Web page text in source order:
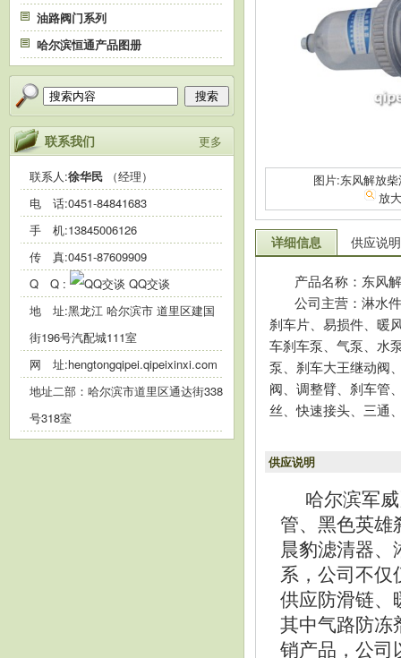
油路阀门系列
哈尔滨恒通产品图册
搜索
更多
联系我们
联系人:徐华民 （经理）
电 话:0451-84841683
手 机:13845006126
传 真:0451-87609909
Q Q :
QQ交谈
地 址:黑龙江 哈尔滨市 道里区建国
街196号汽配城111室
网 址:hengtongqipei.qipeixinxi.com
地址二部：哈尔滨市道里区通达街338
号318室
图片:东风解放
放
详细信息 供应说明
产品名称：东风
公司主营：淋水
刹车片、易损件、暖
车刹车泵、气泵、水
泵、刹车大王继动阀
阀、调整臂、刹车管
丝、快速接头、三通
供应说明
哈尔滨军
管、黑色英
晨豹滤清器
系，公司不
供应防滑链、
其中气路防冻
销产品，公司